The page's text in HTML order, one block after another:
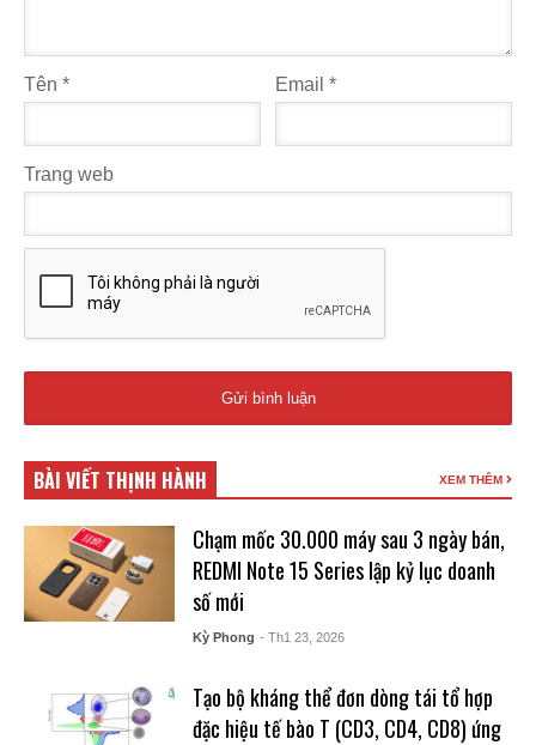
Tên * Email*
Trang web
BÀI VIẾT THỊNH HÀNH XEM THÊM
Chạm mốc 30.000 máy sau 3 ngày bán,
REDMI Note 15 Series lập kỷ lục doanh
số mới
Kỳ Phong - Th1 23, 2026
Tạo bộ kháng thể đơn dòng tái tổ hợp
đặc hiệu tế bào T (CD3, CD4, CD8) ứng